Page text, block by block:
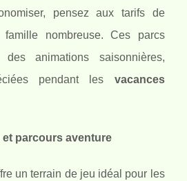
pensez aux tarifs de
nombreuse. Ces parcs
des animations saisonnières,
pendant les vacances
parcours aventure
un terrain de jeu idéal pour les